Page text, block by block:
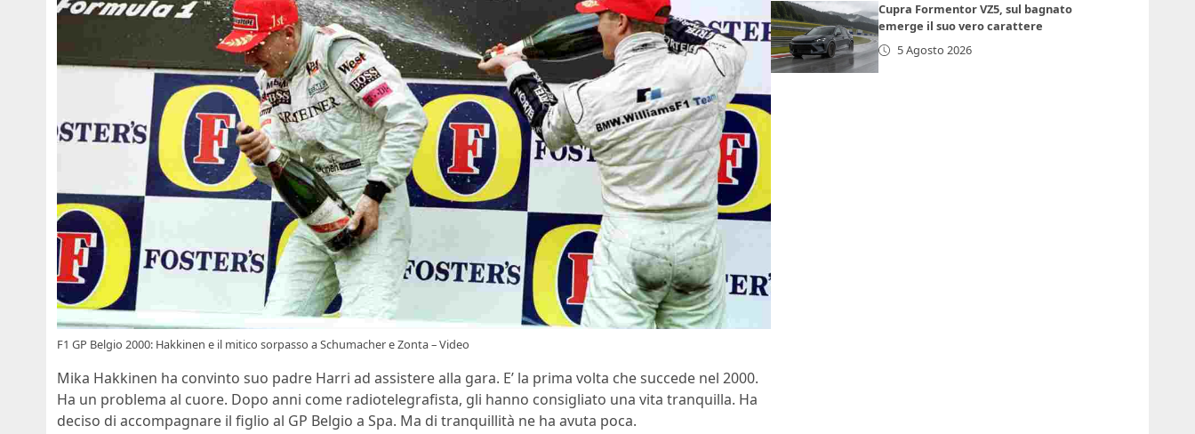
F1 GP Belgio 2000: Hakkinen e il mitico sorpasso a Schumacher e Zonta – Video
Mika Hakkinen ha convinto suo padre Harri ad assistere alla gara. E’ la prima volta che succede nel 2000.
Ha un problema al cuore. Dopo anni come radiotelegrafista, gli hanno consigliato una vita tranquilla. Ha
deciso di accompagnare il figlio al GP Belgio a Spa. Ma di tranquillità ne ha avuta poca.
Cupra Formentor VZ5, sul bagnato
emerge il suo vero carattere
5 Agosto 2026